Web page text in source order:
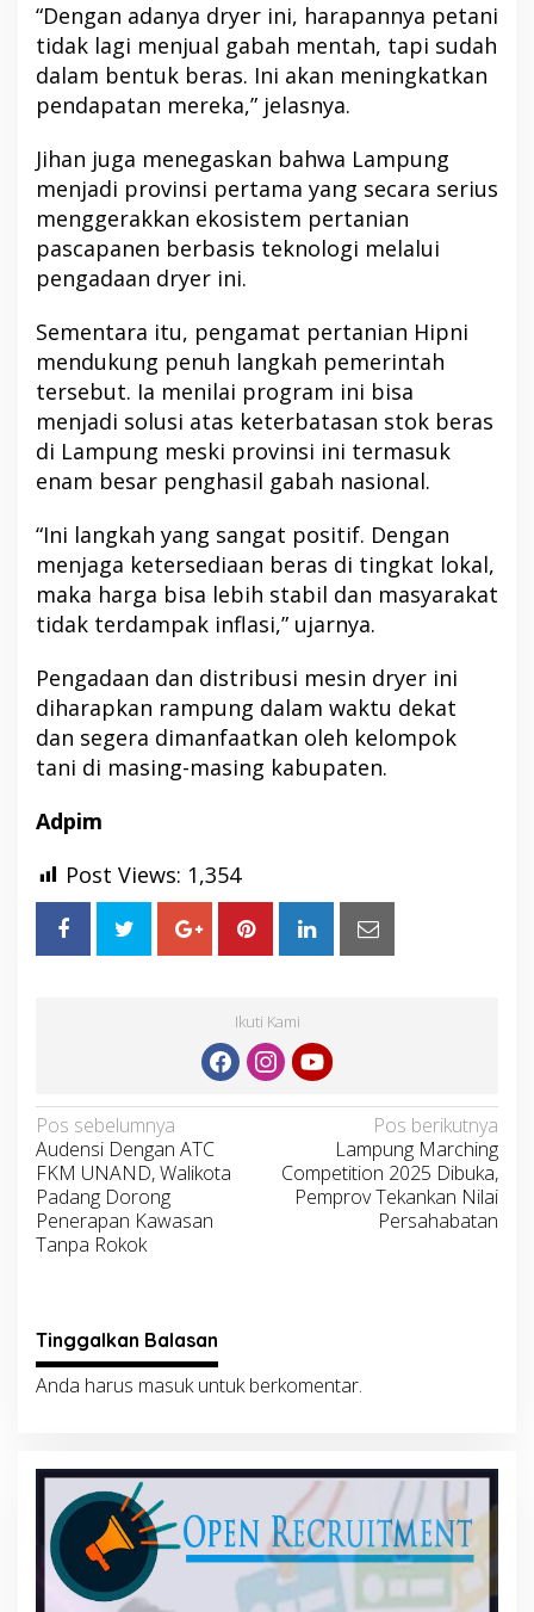
“Dengan adanya dryer ini, harapannya petani
tidak lagi menjual gabah mentah, tapi sudah
dalam bentuk beras. Ini akan meningkatkan
pendapatan mereka,” jelasnya.
Jihan juga menegaskan bahwa Lampung
menjadi provinsi pertama yang secara serius
menggerakkan ekosistem pertanian
pascapanen berbasis teknologi melalui
pengadaan dryer ini.
Sementara itu, pengamat pertanian Hipni
mendukung penuh langkah pemerintah
tersebut. Ia menilai program ini bisa
menjadi solusi atas keterbatasan stok beras
di Lampung meski provinsi ini termasuk
enam besar penghasil gabah nasional.
“Ini langkah yang sangat positif. Dengan
menjaga ketersediaan beras di tingkat lokal,
maka harga bisa lebih stabil dan masyarakat
tidak terdampak inflasi,” ujarnya.
Pengadaan dan distribusi mesin dryer ini
diharapkan rampung dalam waktu dekat
dan segera dimanfaatkan oleh kelompok
tani di masing-masing kabupaten.
Adpim
Post Views: 1,354
Ikuti Kami
Navigasi
pos
Pos sebelumnya
Audensi Dengan ATC
FKM UNAND, Walikota
Padang Dorong
Penerapan Kawasan
Tanpa Rokok
Pos berikutnya
Lampung Marching
Competition 2025 Dibuka,
Pemprov Tekankan Nilai
Persahabatan
Tinggalkan Balasan
Anda harus masukuntuk berkomentar.